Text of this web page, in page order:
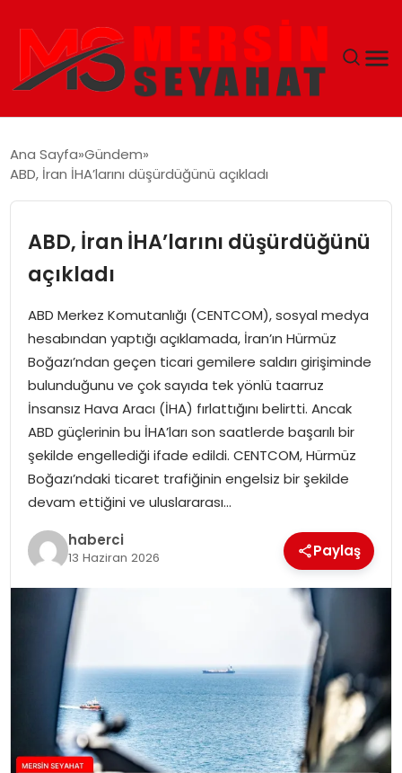
EKONOMI
EĞITIM
TEKNOLOJI
GÜNCEL
Ana Sayfa Gündem
ABD, İran İHA’larını düşürdüğünü açıkladı
ABD, İran İHA’larını düşürdüğünü
açıkladı
ABD Merkez Komutanlığı (CENTCOM), sosyal medya
hesabından yaptığı açıklamada, İran’ın Hürmüz
Boğazı’ndan geçen ticari gemilere saldırı girişiminde
bulunduğunu ve çok sayıda tek yönlü taarruz
İnsansız Hava Aracı (İHA) fırlattığını belirtti. Ancak
ABD güçlerinin bu İHA’ları son saatlerde başarılı bir
şekilde engellediği ifade edildi. CENTCOM, Hürmüz
Boğazı’ndaki ticaret trafiğinin engelsiz bir şekilde
devam ettiğini ve uluslararası…
haberci
13 Haziran 2026 Paylaş